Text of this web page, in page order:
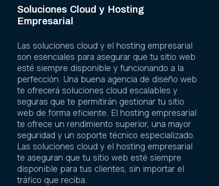
Soluciones Cloud y Hosting
Empresarial
Las soluciones cloud y el hosting empresarial
son esenciales para asegurar que tu sitio web
esté siempre disponible y funcionando a la
perfección. Una buena agencia de diseño web
te ofrecerá soluciones cloud escalables y
seguras que te permitirán gestionar tu sitio
web de forma eficiente. El hosting empresarial
te ofrece un rendimiento superior, una mayor
seguridad y un soporte técnico especializado.
Las soluciones cloud y el hosting empresarial
te aseguran que tu sitio web esté siempre
disponible para tus clientes, sin importar el
tráfico que reciba.